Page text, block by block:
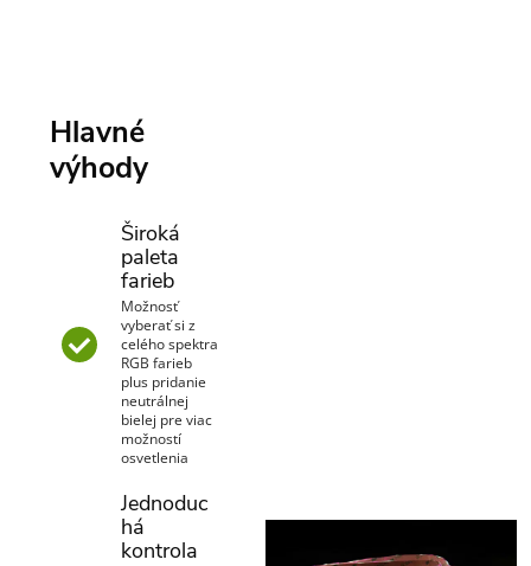
Hlavné
výhody
Široká
paleta
farieb
Možnosť
vyberať si z
celého spektra
RGB farieb
plus pridanie
neutrálnej
bielej pre viac
možností
osvetlenia
Jednoduc
há
kontrola